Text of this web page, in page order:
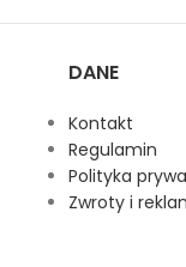
DANE
Kontakt
Regulamin
Polityka
Zwroty i